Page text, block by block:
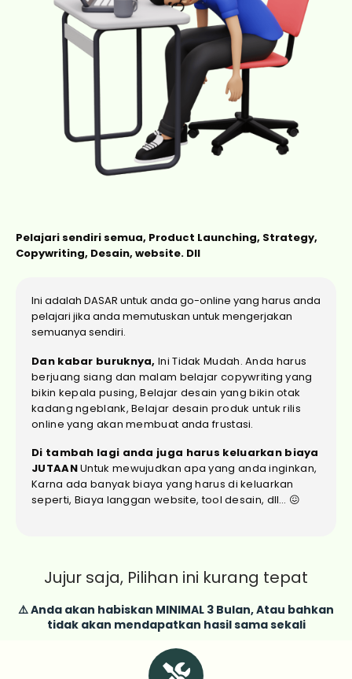
Pelajari sendiri semua, Product Launching, Strategy,
Copywriting, Desain, website. Dll
Ini adalah DASAR untuk anda go-online yang harus anda
pelajari jika anda memutuskan untuk mengerjakan
semuanya sendiri.
Dan kabar buruknya, Ini Tidak Mudah. Anda harus
berjuang siang dan malam belajar copywriting yang
bikin kepala pusing, Belajar desain yang bikin otak
kadang ngeblank, Belajar desain produk untuk rilis
online yang akan membuat anda frustasi.
Di tambah lagi anda juga harus keluarkan biaya
JUTAANUntuk mewujudkan apa yang anda inginkan,
Karna ada banyak biaya yang harus di keluarkan
seperti, Biaya langgan website, tool desain, dll… 😖
Jujur saja, Pilihan ini kurang tepat
⚠️ Anda akan habiskan MINIMAL 3 Bulan, Atau bahkan
tidak akan mendapatkan hasil sama sekali